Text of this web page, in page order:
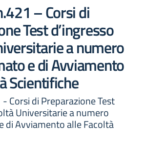
– Corsi di
Test d’ingresso
a numero
e di Avviamento
Scientifiche
Corsi di Preparazione Test
Universitarie a numero
di Avviamento alle Facoltà